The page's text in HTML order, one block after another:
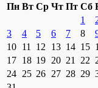
Пн Вт Ср Чт Пт Сб
1
3
4 5 6 7 8
10 11 12 13 14 15
17 18 19 20 21 22
24 25 26 27 28 29